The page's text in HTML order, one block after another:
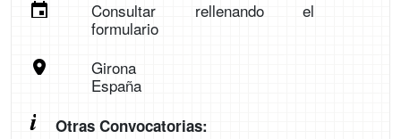
Consultar rellenando el
formulario
Girona
España
Otras Convocatorias: